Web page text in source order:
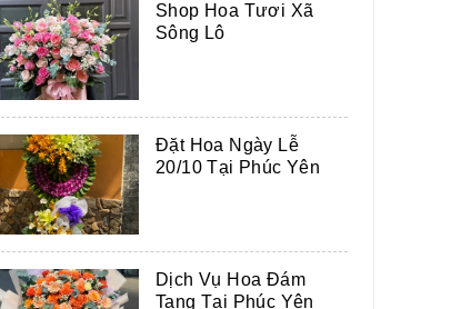
Shop Hoa Tươi Xã
Sông Lô
Đặt Hoa Ngày Lễ
20/10 Tại Phúc Yên
Dịch Vụ Hoa Đám
Tang Tại Phúc Yên